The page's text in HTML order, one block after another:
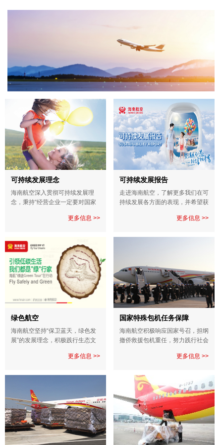
可持续发展理念
海南航空深入贯彻可持续发展理
念，秉持“经营企业一定要对国家
对旅客有利”的企业价值观，将环
营，推动公司可持续发展。
更多信息 >>
可持续发展报告
走进海南航空，了解更多我们在可
持续发展各方面的表现，并希望获
更多信息 >>
绿色航空
海南航空坚持“保卫蓝天，绿色发
展”的发展理念，积极践行生态文
排工作，持续完成空中航路优化、
项目。积极响应海南禁塑法规，启
动“禁塑”航班，推动绿色发展，成
为中国首家通过能源管理体系认证
的航空公司，被中国民用航空局评
为“打赢蓝天保卫战先进单位”。
更多信息 >>
国家特殊包机任务保障
海南航空积极响应国家号召，担纲
撤侨救援包机重任，努力践行社会
克兰等撤侨救援、维和防爆队包机
予撤侨航班保障“先进集体”和“先进
个人”荣誉称号。
更多信息 >>